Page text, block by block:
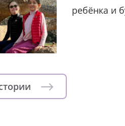
ребёнка и